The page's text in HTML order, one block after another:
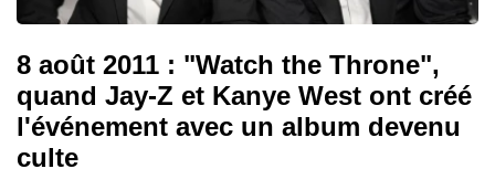
8 août 2011 : "Watch the Throne",
quand Jay-Z et Kanye West ont créé
l'événement avec un album devenu
culte